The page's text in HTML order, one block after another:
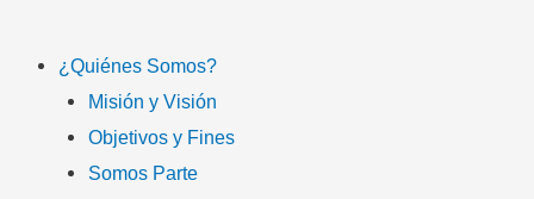
¿Quiénes Somos?
Misión y Visión
Objetivos y Fines
Somos Parte